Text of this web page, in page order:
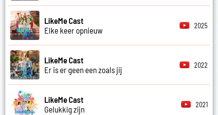
LikeMe Cast
Elke keer opnieuw
2025
LikeMe Cast
Er is er geen een zoals jij
2022
LikeMe Cast
Gelukkig zijn
2021